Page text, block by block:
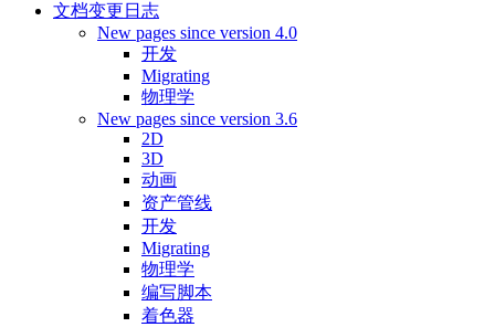
文档变更日志
New pages since version 4.0
开发
Migrating
物理学
New pages since version 3.6
2D
3D
动画
资产管线
开发
Migrating
物理学
编写脚本
着色器